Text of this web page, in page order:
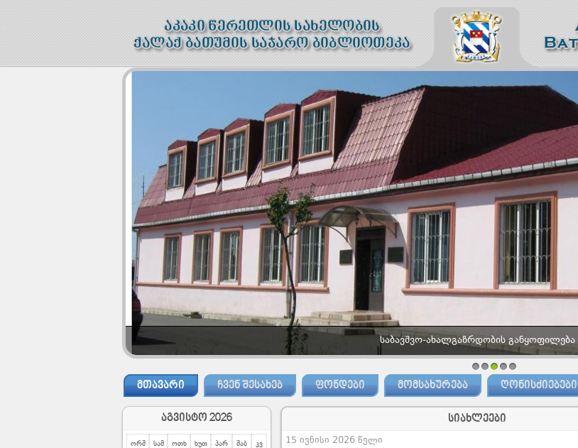
საბავშვო-ახალგაზრდობის განყოფილება
1 2 3 4 5
ᲛᲗᲐᲕᲐᲠᲘ ᲩᲕᲔᲜ ᲨᲔᲡᲐᲮᲔᲑ ᲤᲝᲜᲓᲔᲑᲘ ᲛᲝᲛᲡᲐᲮᲣᲠᲔᲑᲐ ᲦᲝᲜᲘᲡᲫᲘᲔᲑᲔᲑᲘ
აგვისტო 2026
ორშ სამ ოთხ ხუთ პარ შაბ კვ
სიახლეები
15 ივნისი 2026 წელი